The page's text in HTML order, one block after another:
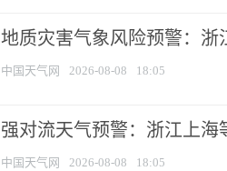
地质灾害气象风险预警：
中国天气网 2026-08-08 18:05
强对流天气预警：浙江上海
中国天气网 2026-08-08 18:05